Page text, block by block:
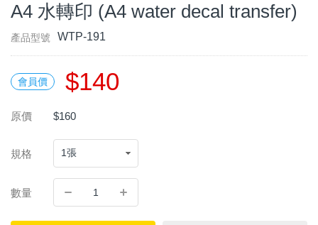
A4 水轉印 (A4 water decal transfer)
產品型號 WTP-191
會員價 $140
原價 $160
規格
數量